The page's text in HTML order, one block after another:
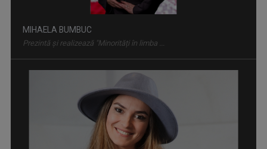
MINORITĂȚI ÎN LIMBA ROMĂ
Emisiune despre tradițiile și viața romilor ...
MIHAELA BUMBUC
Prezintă și realizează "Minorități în limba ...